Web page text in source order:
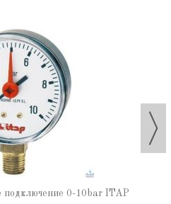
подключение 0-10bar ITAP